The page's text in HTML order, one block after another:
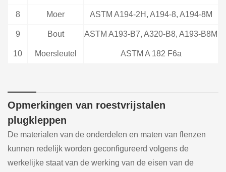
8 Moer ASTM A194-2H, A194-8, A194-8M
9 Bout ASTM A193-B7, A320-B8, A193-B8M
10 Moersleutel ASTM A 182 F6a
Opmerkingen van roestvrijstalen
plugkleppen
De materialen van de onderdelen en maten van flenzen
kunnen redelijk worden geconfigureerd volgens de
werkelijke staat van de werking van de eisen van de